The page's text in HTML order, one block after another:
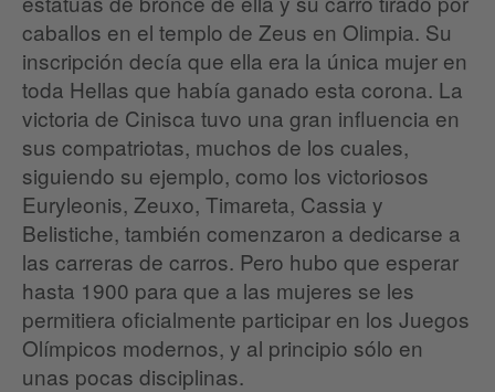
caballos en el templo de Zeus en Olimpia. Su
inscripción decía que ella era la única mujer en
toda Hellas que había ganado esta corona. La
victoria de Cinisca tuvo una gran influencia en
sus compatriotas, muchos de los cuales,
siguiendo su ejemplo, como los victoriosos
Euryleonis, Zeuxo, Timareta, Cassia y
Belistiche, también comenzaron a dedicarse a
las carreras de carros. Pero hubo que esperar
hasta 1900 para que a las mujeres se les
permitiera oficialmente participar en los Juegos
Olímpicos modernos, y al principio sólo en
unas pocas disciplinas.